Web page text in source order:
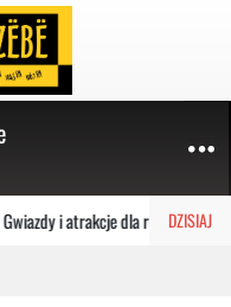
DZISIAJ
i atrakcje dla rodzin